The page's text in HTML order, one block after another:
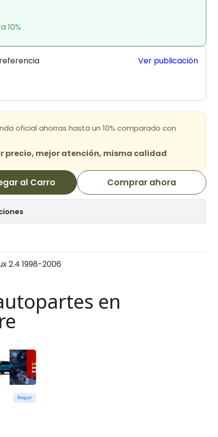
10%
Ver publicación
oficial ahorras hasta un 10% comparado con
precio, mejor atención, misma calidad
al Carro Comprar ahora
2.4 1998-2006
en